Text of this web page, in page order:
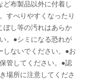
ど布製品以外に付着し
すべりやすくなったり
ぼし等の汚れはあらか
。●シミになる恐れが
しないでください。●お
管してください。●認
場所に注意してくださ